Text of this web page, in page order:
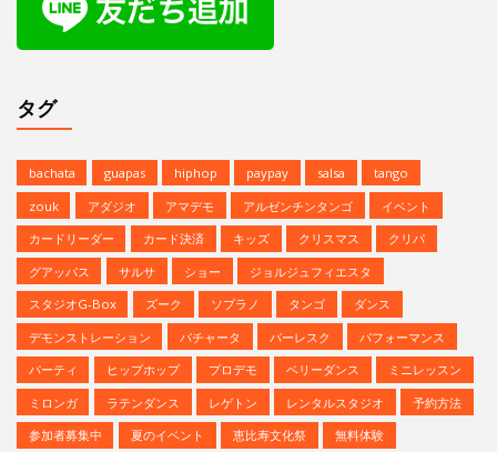
タグ
bachata guapas hiphop paypay salsa
tango
zouk
アダジオ アマデモ アルゼンチンタンゴ
イベント
カードリーダー
カード決済 キッズ クリスマス
クリパ
グアッパス
サルサ ショー
ジョルジュフィエスタ
スタジオG-Box
ズーク ソプラノ タンゴ
ダンス
デモンストレーション
バチャータ バーレスク
パフォーマンス
パーティ
ヒップホップ プロデモ ベリーダンス
ミニレッスン
ミロンガ
ラテンダンス レゲトン レンタルスタジオ
予約方法
参加者募集中
夏のイベント 恵比寿文化祭 無料体験